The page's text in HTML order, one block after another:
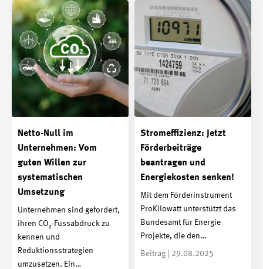
Netto-Null im
Unternehmen: Vom
guten Willen zur
systematischen
Umsetzung
Unternehmen sind gefordert,
ihren CO₂-Fussabdruck zu
kennen und
Reduktionsstrategien
umzusetzen. Ein…
Stromeffizienz: Jetzt
Förderbeiträge
beantragen und
Energiekosten senken!
Mit dem Förderinstrument
ProKilowatt unterstützt das
Bundesamt für Energie
Projekte, die den…
Beitrag | 29.08.2025